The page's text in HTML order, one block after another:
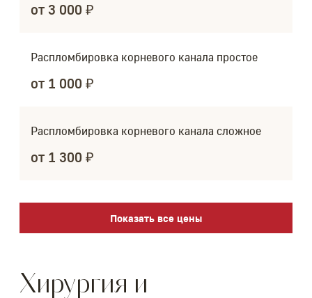
от 3 000 ₽
Распломбировка корневого канала простое
от 1 000 ₽
Распломбировка корневого канала сложное
от 1 300 ₽
Показать все цены
Хирургия и